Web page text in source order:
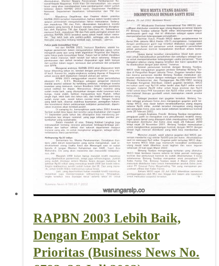
RAPBN 2003 Lebih Baik,
Dengan Empat Sektor
Prioritas (Business News No.